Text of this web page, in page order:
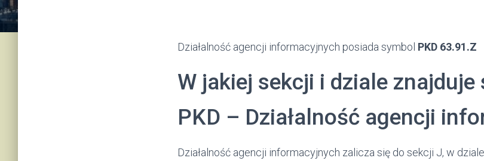
Działalność agencji informacyjnych posiada symbol PKD 63.91.Z
W jakiej sekcji i dziale znajduje
PKD – Działalność agencji
Działalność agencji informacyjnych zalicza się do sekcji J, w